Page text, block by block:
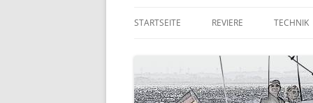
STARTSEITE REVIERE
DER NIEDERRHEIN
TECHNIK
TRAILER